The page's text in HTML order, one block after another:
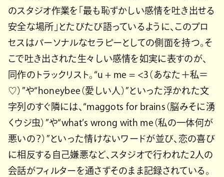
のスタジオ作業を「最も恥ずかしい感情を吐き出せる
安全な場所」とたびたび語っているように、このプロ
セスはパーソナルなセラピーとしての側面を持つ。そ
こで吐き出された生々しい感情を如実に表すのが、
同作のトラックリスト。“u + me = <3（あなた＋私＝
♡）”や“honeybee（愛しい人）”といった浮かれた文
字列のすぐ隣には、“maggots for brains（脳みそに湧
くウジ虫）”や“what’s wrong with me（私の一体何が
悪いの？）”といった情けないワードが並び、恋の喜び
に相反する自己嫌悪など、スタジオで行われた2人の
会話がフィルターを通さずそのまま記録されている。